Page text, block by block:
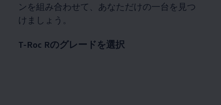
ンを組み合わせて、あなただけの一台を見つ
けましょう。
T-Roc Rのグレードを選択